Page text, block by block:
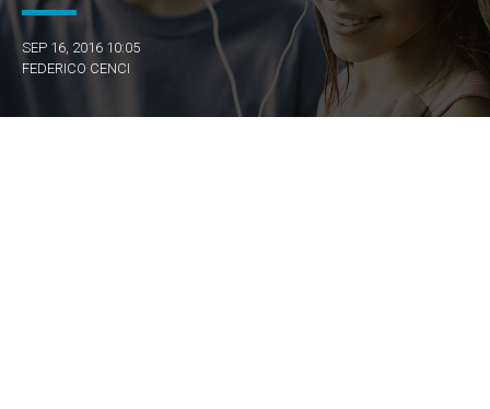
SEP 16, 2016 10:05
FEDERICO CENCI